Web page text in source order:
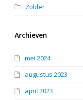
Zolder
Archieven
mei 2024
augustus 2023
april 2023